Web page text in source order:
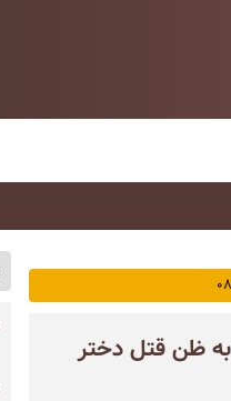
ظن قتل دختر